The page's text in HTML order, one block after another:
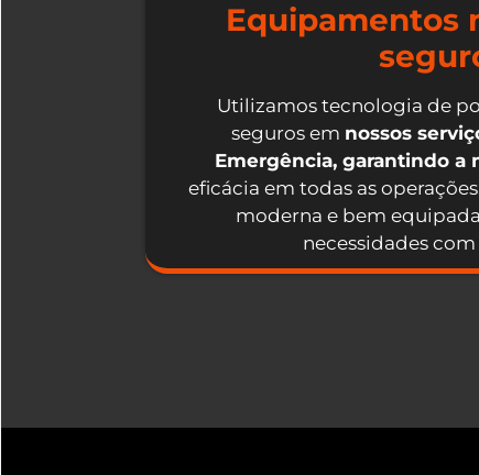
Equipamentos
Utilizamos tecnologia de
seguros em nossos
Emergência, garantindo a
eficácia em todas as
moderna e bem
necessidades